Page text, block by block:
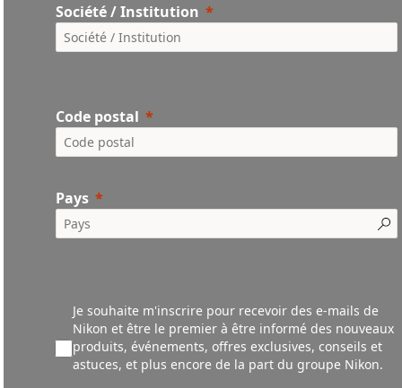
Société / Institution
Code postal
Pays
Je souhaite m'inscrire pour recevoir des e-mails de
Nikon et être le premier à être informé des nouveaux
produits,événements, offres exclusives, conseils et
astuces, et plus encore de la part du groupe Nikon.